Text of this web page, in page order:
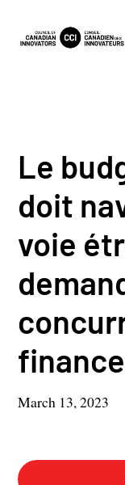
Le
doit
voie
March 13, 2023